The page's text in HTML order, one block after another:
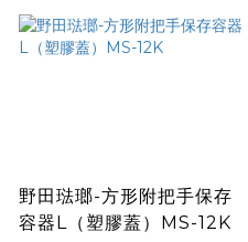
野田琺瑯-方形附把手保存
容器L（塑膠蓋）MS-12K